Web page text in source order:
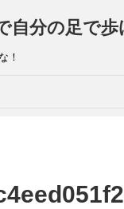
自分の足で歩
！